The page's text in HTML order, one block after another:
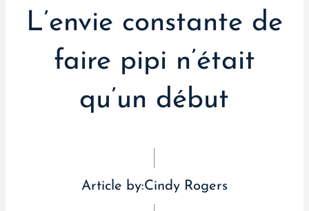
L’envie constante de
faire pipi n’était
qu’un début
Article by:Cindy Rogers